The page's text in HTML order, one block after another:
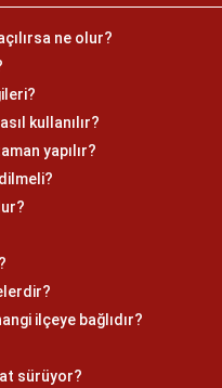
ne olur?
kullanılır?
yapılır?
ilçeye bağlıdır?
sürüyor?